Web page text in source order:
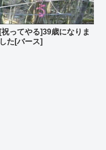
[祝ってやる]39歳になりま
した[バース]